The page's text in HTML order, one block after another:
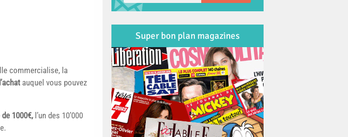
commercialise, la
auquel vous pouvez
1000€,l’un des 10’000
Super bon plan magazines